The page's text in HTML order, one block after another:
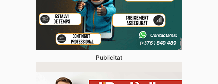
Publicitat